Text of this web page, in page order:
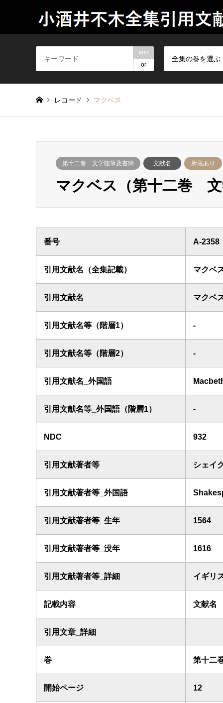
and
or
全集の巻を選ぶ
レコード マクベス
第十二巻 文学随筆及書簡 文献名 所蔵あり
マクベス（第十二巻 文
番号 A-2358
引用文献名（全集記載） マクベ
引用文献名 マクベ
引用文献名等（階層1） -
引用文献名等（階層2） -
引用文献名_外国語
引用文献名等_外国語（階層1） -
NDC 932
引用文献著者等 シェイ
引用文献著者等_外国語
引用文献著者等_生年 1564
引用文献著者等_没年 1616
引用文献著者等_詳細 イギリ
記載内容 文献名
引用文章_詳細
巻 第十二
開始ページ 12